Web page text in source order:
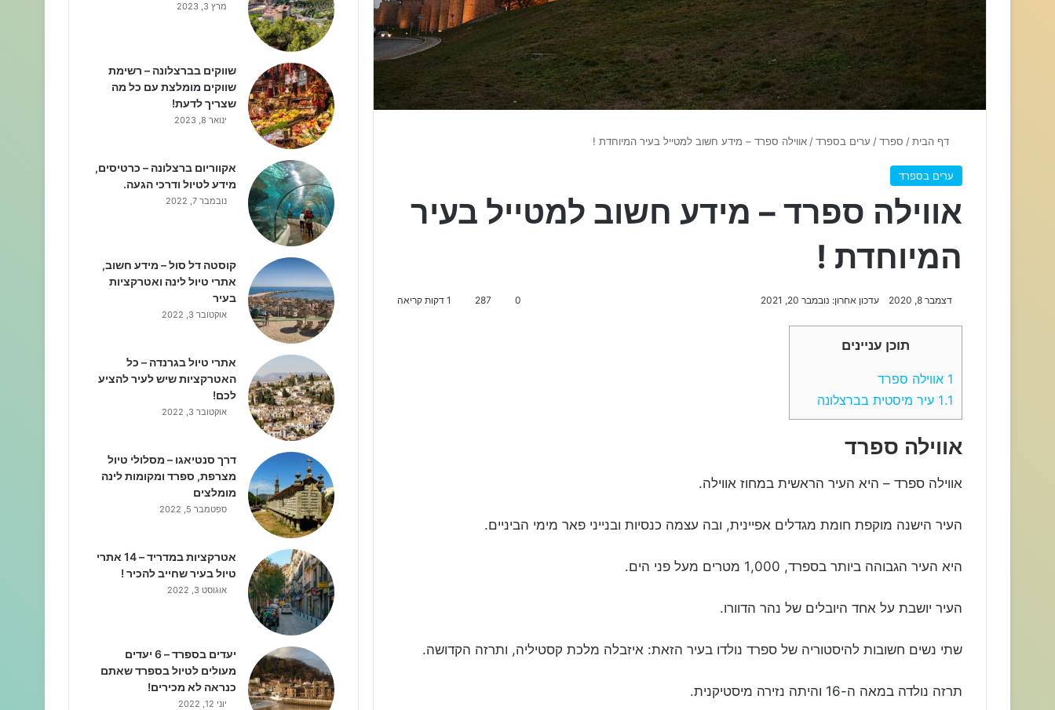
דף הבית/ ספרד/ ערים בספרד/אווילה ספרד – מידע חשוב למטייל בעיר המיוחדת !
ערים בספרד
אווילה ספרד – מידע חשוב למטייל בעיר
המיוחדת !
דצמבר 8, 2020 עדכון אחרון: נובמבר 20, 2021 0
287
תוכן עניינים
1 אווילה ספרד
1.1 עיר מיסטית בברצלונה
אווילה ספרד
אווילה ספרד – היא העיר הראשית במחוז אווילה.
העיר הישנה מוקפת חומת מגדלים אפיינית, ובה עצמה כנסיות ובנייני פאר מימי הביניים.
היא העיר הגבוהה ביותר בספרד, 1,000 מטרים מעל פני הים.
העיר יושבת על אחד היובלים של נהר הדוורו.
שתי נשים חשובות להיסטוריה של ספרד נולדו בעיר הזאת: איזבלה מלכת קסטיליה, ותרזה הקדושה.
תרזה נולדה במאה ה-16 והיתה נזירה מיסטיקנית.
מרץ 3, 2023
שווקים בברצלונה – רשימת
שווקים מומלצת עם כל מה
שצריך לדעת!
ינואר 8, 2023
אקווריום ברצלונה – כרטיסים,
מידע לטיול ודרכי הגעה.
נובמבר 7, 2022
קוסטה דל סול – מידע חשוב,
אתרי טיול לינה ואטרקציות
בעיר
אוקטובר 3, 2022
אתרי טיול בגרנדה – כל
האטרקציות שיש לעיר להציע
לכם!
אוקטובר 3, 2022
דרך סנטיאגו – מסלולי טיול
מצרפת, ספרד ומקומות לינה
מומלצים
ספטמבר 5, 2022
אטרקציות במדריד – 14 אתרי
טיול בעיר שחייב להכיר !
אוגוסט 3, 2022
יעדים בספרד – 6 יעדים
מעולים לטיול בספרד שאתם
כנראה לא מכירים!
יוני 12, 2022